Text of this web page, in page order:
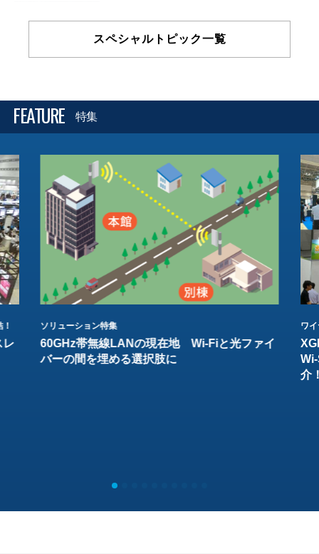
スペシャルトピック一覧
FEATURE 特集
レ
ソリューション特集
60GHz帯無線LANの現在地 Wi-Fiと光ファイ
バーの間を埋める選択肢に
ワ
介